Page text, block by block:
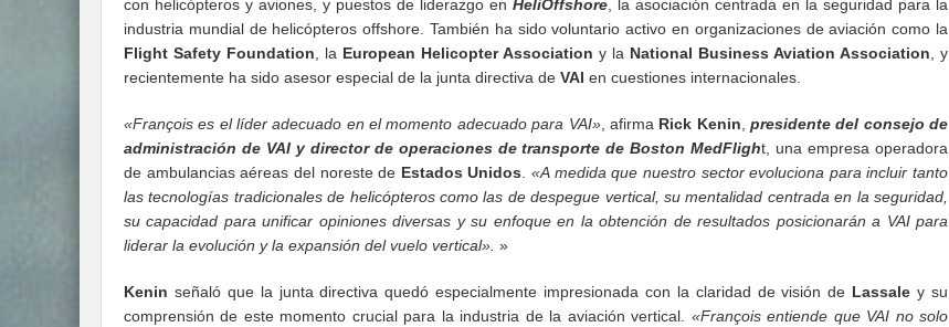
con helicópteros y aviones, y puestos de liderazgo en HeliOffshore, la asociación centrada en la seguridad para la
industria mundial de helicópteros offshore. También ha sido voluntario activo en organizaciones de aviación como la
Flight Safety Foundation, la European Helicopter Association y la National Business Aviation Association, y
recientemente ha sido asesor especial de la junta directiva de VAI en cuestiones internacionales.
«François es el líder adecuado en el momento adecuado para VAI», afirma Rick Kenin, presidente del consejo de
administración de VAI y director de operaciones de transporte de Boston MedFlight, una empresa operadora
de ambulancias aéreas del noreste de Estados Unidos. «A medida que nuestro sector evoluciona para incluir tanto
las tecnologías tradicionales de helicópteros como las de despegue vertical, su mentalidad centrada en la seguridad,
su capacidad para unificar opiniones diversas y su enfoque en la obtención de resultados posicionarán a VAI para
liderar la evolución y la expansión del vuelo vertical». »
Kenin señaló que la junta directiva quedó especialmente impresionada con la claridad de visión de Lassale y su
comprensión de este momento crucial para la industria de la aviación vertical. «François entiende que VAI no solo